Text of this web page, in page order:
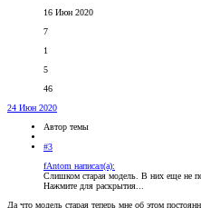
16 Июн 2020
7
1
5
46
24 Июн 2020
Автор темы
#3
fAntom написал(а):
Слишком старая модель. В них еще не
Нажмите для раскрытия...
Да что модель старая теперь мне об этом